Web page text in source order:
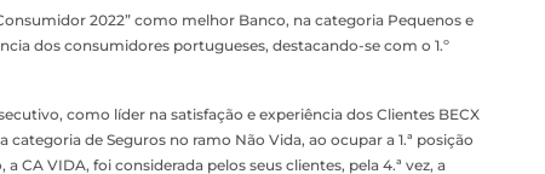
2022” como melhor Banco, na categoria Pequenos e
dos consumidores portugueses, destacando-se com o 1.º
como líder na satisfação e experiência dos Clientes BECX
categoria de Seguros no ramo Não Vida, ao ocupar a 1.ª posição
CA VIDA, foi considerada pelos seus clientes, pela 4.ª vez, a